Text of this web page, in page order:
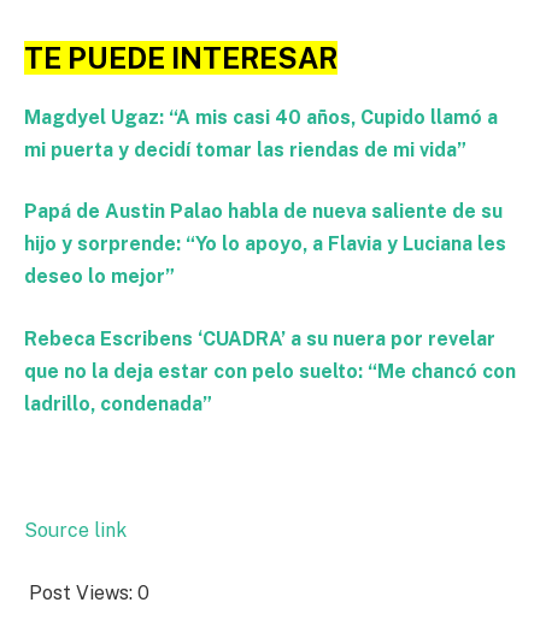
TE PUEDE INTERESAR
Magdyel Ugaz: “A mis casi 40 años, Cupido llamó a
mi puerta y decidí tomar las riendas de mi vida”
Papá de Austin Palao habla de nueva saliente de su
hijo y sorprende: “Yo lo apoyo, a Flavia y Luciana les
deseo lo mejor”
Rebeca Escribens ‘CUADRA’ a su nuera por revelar
que no la deja estar con pelo suelto: “Me chancó con
ladrillo, condenada”
Source link
Post Views: 0